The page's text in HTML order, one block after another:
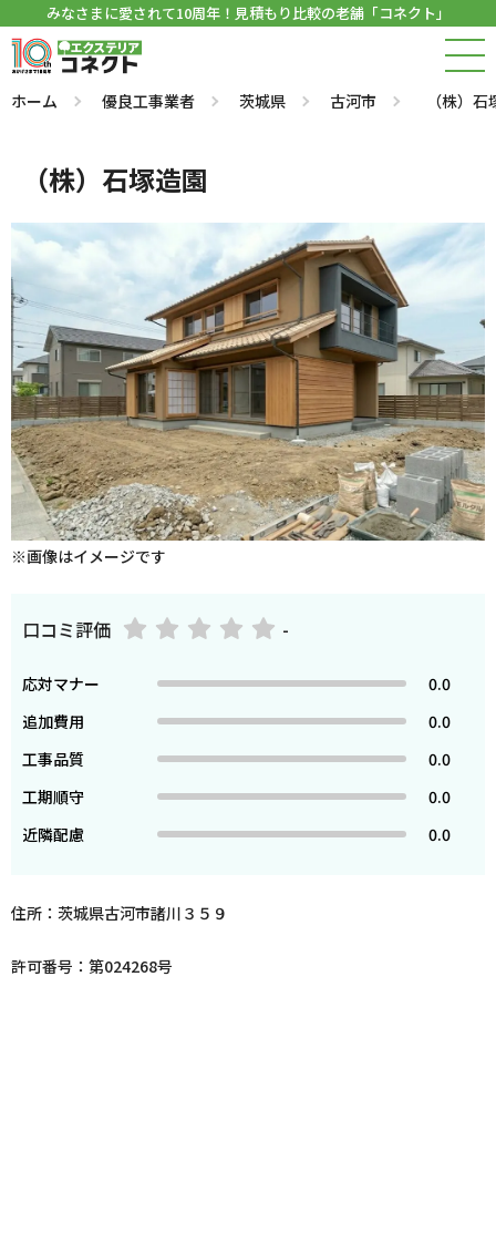
みなさまに愛されて10周年！見積もり比較の老舗「コネクト」
ホーム 優良工事業者 茨城県 古河市 （株）
（株）石塚造園
※画像はイメージです
口コミ評価 -
応対マナー
0.0
追加費用
0.0
工事品質
0.0
工期順守
0.0
近隣配慮
0.0
住所：茨城県古河市諸川３５９
許可番号：第024268号